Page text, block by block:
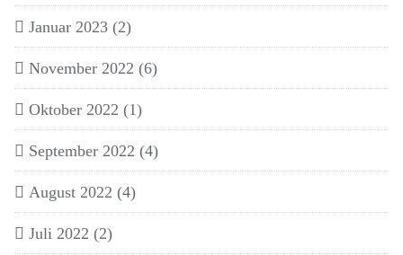
Januar 2023 (2)
November 2022 (6)
Oktober 2022 (1)
September 2022 (4)
August 2022 (4)
Juli 2022 (2)